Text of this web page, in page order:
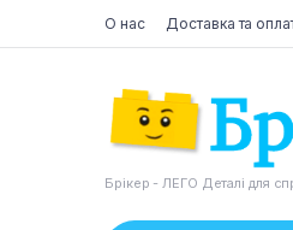
О нас Доставка та
Брікер - ЛЕГО Деталі для